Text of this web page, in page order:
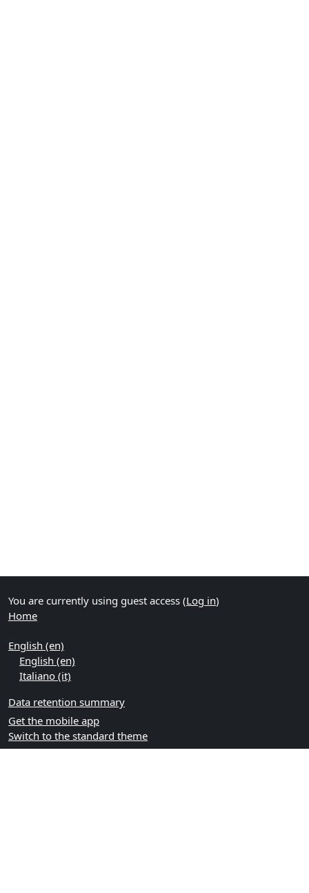
You are currently using guest access (Log in)
Home
English ‎(en)‎
English ‎(en)‎
Italiano ‎(it)‎
Data retention summary
Get the mobile app
Switch to the standard theme